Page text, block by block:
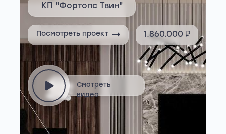
КП "Фортопс Твин"
1.860.000 ₽
Посмотреть проект
Смотреть
видео